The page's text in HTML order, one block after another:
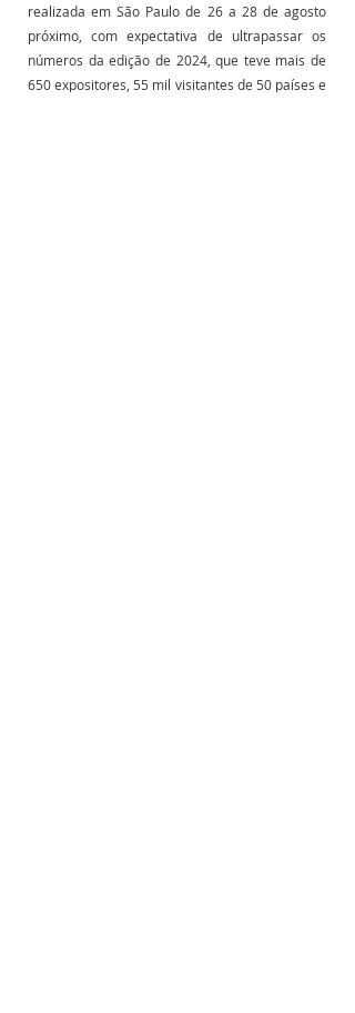
realizada em São Paulo de 26 a 28 de agosto
próximo, com expectativa de ultrapassar os
números da edição de 2024, que teve mais de
650 expositores, 55 mil visitantes de 50 países e